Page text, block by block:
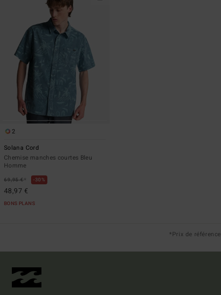
2
Solana Cord
Chemise manches courtes Bleu
Homme
69,95 €* 30%
48,97 €
BONS PLANS
*Prix de référence